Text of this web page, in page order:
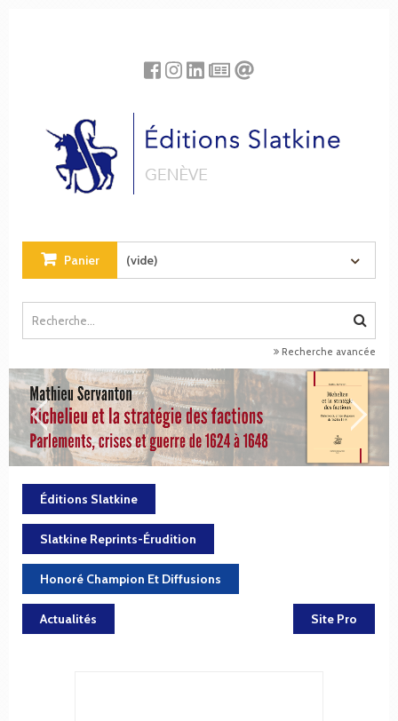
Panier (vide)
Recherche avancée
Éditions Slatkine
Slatkine Reprints-Érudition
Honoré Champion Et Diffusions
Actualités Site Pro